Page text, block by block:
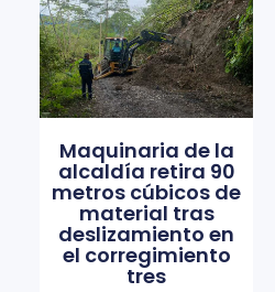
Maquinaria de la
alcaldía retira 90
metros cúbicos de
material tras
deslizamiento en
el corregimiento
tres